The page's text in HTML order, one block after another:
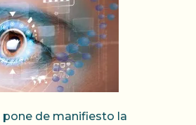
pone de manifiesto la